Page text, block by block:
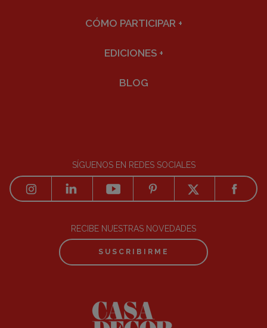
CÓMO PARTICIPAR +
EDICIONES +
BLOG
SÍGUENOS EN REDES SOCIALES
RECIBE NUESTRAS NOVEDADES
SUSCRIBIRME